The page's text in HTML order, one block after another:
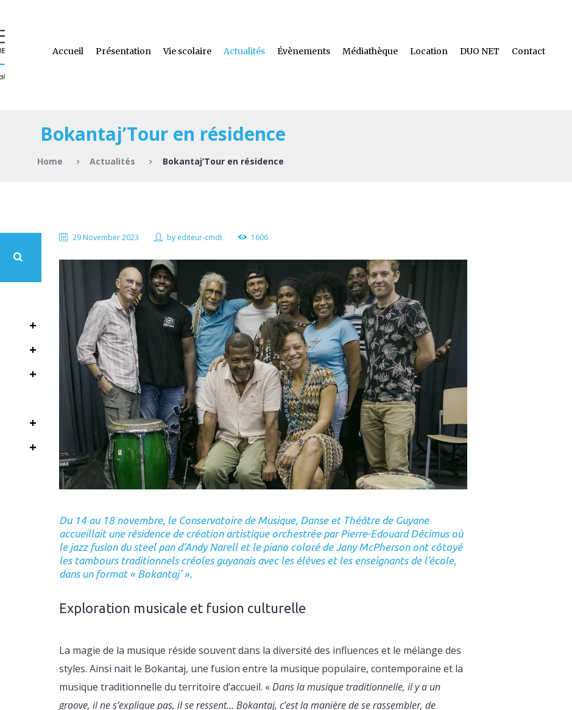
Accueil Présentation Vie scolaire Actualités Évènements Médiathèque Location DUO NET Contact
Bokantaj’Tour en résidence
Home Actualités Bokantaj’Tour en résidence
29 November 2023 by editeur-cmdt 1606
Du 14 au 18 novembre, le Conservatoire de Musique, Danse et Théâtre de Guyane
accueillait une résidence de création artistique orchestrée par Pierre-Edouard Décimus où
le jazz fusion du steel pan d’Andy Narell et le piano coloré de Jany McPherson ont côtoyé
les tambours traditionnels créoles guyanais avec les élèves et les enseignants de l’école,
dans un format « Bokantaj' ».
Exploration musicale et fusion culturelle
La magie de la musique réside souvent dans la diversité des influences et le mélange des
styles. Ainsi nait le Bokantaj, une fusion entre la musique populaire, contemporaine et la
musique traditionnelle du territoire d’accueil. «Dans la musique traditionnelle, il y a un
groove, il ne s’explique pas, il se ressent… Bokantaj, c’est la manière de se rassembler, de
+
+
+
+
+